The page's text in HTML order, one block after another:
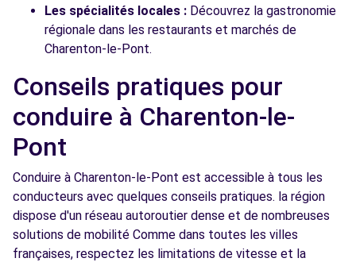
Les spécialités locales : Découvrez la gastronomie
régionale dans les restaurants et marchés de
Charenton-le-Pont.
Conseils pratiques pour
conduire à Charenton-le-
Pont
Conduire à Charenton-le-Pont est accessible à tous les
conducteurs avec quelques conseils pratiques. la région
dispose d'un réseau autoroutier dense et de nombreuses
solutions de mobilité Comme dans toutes les villes
françaises, respectez les limitations de vitesse et la